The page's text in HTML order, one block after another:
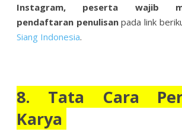
Instagram, peserta wajib
pendaftaran penulisanpada link
Siang Indonesia.
8. Tata Cara
Karya